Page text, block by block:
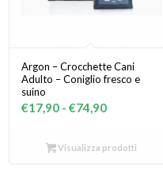
Argon – Crocchette Cani
Adulto – Coniglio fresco e
suino
€17,90 - €74,90Fascia
prezzo:
Visualizza prodotti